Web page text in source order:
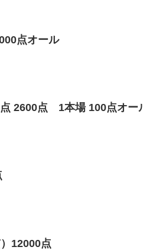
点オール
2600点 1本場 100点オー
12000点